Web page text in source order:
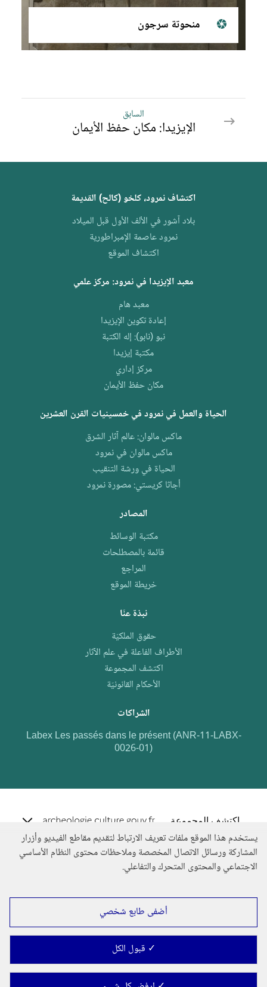
منحوتة سرجون
السابق
السابق
الإيزيدا: مكان حفظ الأيمان
اكتشاف نمرود، كلخو (كالح) القديمة
بلاد آشور في الألف الأول قبل الميلاد
نمرود عاصمة الإمبراطورية
اكتشاف الموقع
معبد الإيزيدا في نمرود: مركز علمي
معبد هام
إعادة تكوين الإيزيدا
نبو (نابو): إله الكتبة
مكتبة إيزيدا
مركز إداري
مكان حفظ الأيمان
الحياة والعمل في نمرود في خمسينيات القرن العشرين
ماكس مالوان: عالم آثار الشرق
ماكس مالوان في نمرود
الحياة في ورشة التنقيب
أجاثا كريستي: مصورة نمرود
المصادر
مكتبة الوسائط
قائمة بالمصطلحات
المراجع
خريطة الموقع
نبذة عنّا
حقوق الملكيّة
الأطراف الفاعلة في علم الآثار
اكتشف المجموعة
الأحكام القانونيّة
الشراكات
Labex Les passés dans le présent (ANR-11-LABX-
0026-01)
اكتشف المجموعة
Gestion des cookies
-
يستخدم هذا الموقع ملفات تعريف الارتباط لتقديم مقاطع الفيديو وأزرار
المشاركة ورسائل الاتصال المخصصة وملاحظات محتوى النظام الأساسي
الاجتماعي والمحتوى المتحرك والتفاعلي.
أضفى طابع شخصي
✓ قبول الكل